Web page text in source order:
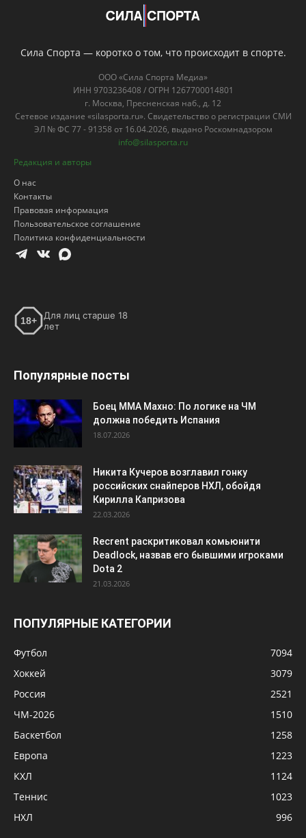
Сила Спорта — коротко о том, что происходит в спорте.
ООО «Сила Спорта Медиа»
ИНН 9703236408 / ОГРН 1267700014801
г. Москва, Пресненская наб., д. 12
Сетевое издание «silasporta.ru». Свидетельство о регистрации СМИ
ЭЛ № ФС 77 - 91358 от 16.04.2026, выдано Роскомнадзором
info@silasporta.ru
Редакция и авторы
О нас
Контакты
Правовая информация
Пользовательское соглашение
Политика конфиденциальности
18+
Для лиц старше 18
лет
Популярные посты
Боец ММА Махно: По логике на ЧМ
должна победить Испания
18.07.2026
Никита Кучеров возглавил гонку
российских снайперов НХЛ, обойдя
Кирилла Капризова
22.03.2026
Recrent раскритиковал комьюнити
Deadlock, назвав его бывшими игроками
Dota 2
21.03.2026
ПОПУЛЯРНЫЕ КАТЕГОРИИ
Футбол
7094
Хоккей
3079
Россия
2521
ЧМ-2026
1510
Баскетбол
1258
Европа
1223
КХЛ
1124
Теннис
1023
НХЛ
996